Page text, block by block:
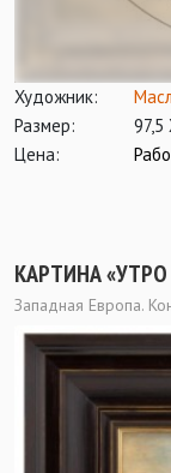
Художник:
Размер:
97,5
Цена:
КАРТИНА
Западная Европа.